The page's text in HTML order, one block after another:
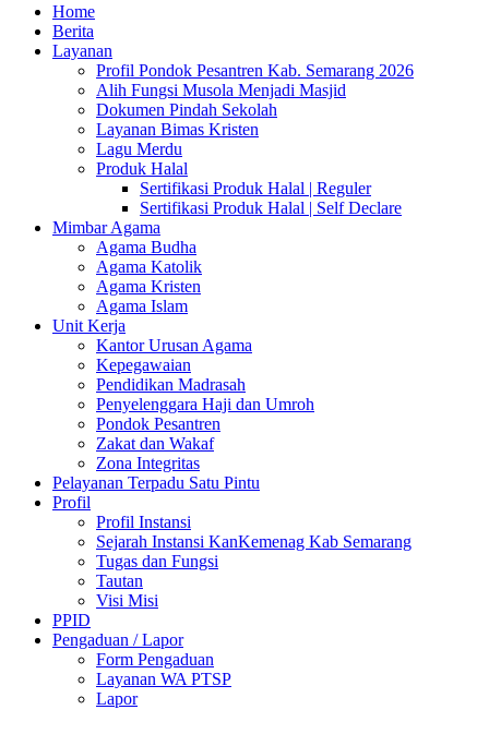
Home
Berita
Layanan
Profil Pondok Pesantren Kab. Semarang 2026
Alih Fungsi Musola Menjadi Masjid
Dokumen Pindah Sekolah
Layanan Bimas Kristen
Lagu Merdu
Produk Halal
Sertifikasi Produk Halal | Reguler
Sertifikasi Produk Halal | Self Declare
Mimbar Agama
Agama Budha
Agama Katolik
Agama Kristen
Agama Islam
Unit Kerja
Kantor Urusan Agama
Kepegawaian
Pendidikan Madrasah
Penyelenggara Haji dan Umroh
Pondok Pesantren
Zakat dan Wakaf
Zona Integritas
Pelayanan Terpadu Satu Pintu
Profil
Profil Instansi
Sejarah Instansi KanKemenag Kab Semarang
Tugas dan Fungsi
Tautan
Visi Misi
PPID
Pengaduan / Lapor
Form Pengaduan
Layanan WA PTSP
Lapor